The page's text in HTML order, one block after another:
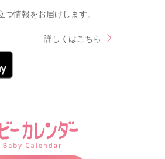
情報をお届けします。
詳しくはこちら